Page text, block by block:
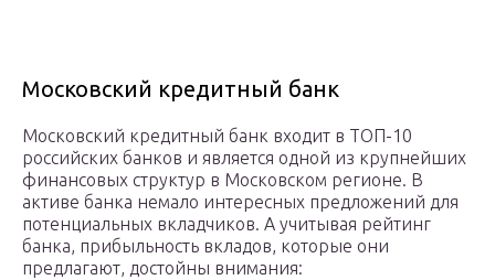
Московский кредитный банк
Московский кредитный банк входит в ТОП-10
российских банков и является одной из крупнейших
финансовых структур в Московском регионе. В
активе банка немало интересных предложений для
потенциальных вкладчиков. А учитывая рейтинг
банка, прибыльность вкладов, которые они
предлагают, достойны внимания: